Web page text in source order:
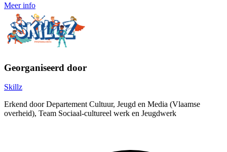
Meer info
Georganiseerd door
Skillz
Erkend door Departement Cultuur, Jeugd en Media (Vlaamse
overheid), Team Sociaal-cultureel werk en Jeugdwerk